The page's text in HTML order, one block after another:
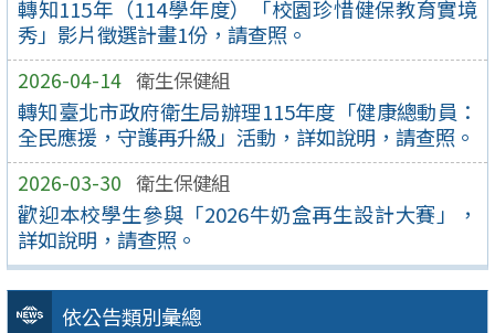
轉知115年（114學年度）「校園珍惜健保教育實境
秀」影片徵選計畫1份，請查照。
2026-04-14 衛生保健組
轉知臺北市政府衛生局辦理115年度「健康總動員：
全民應援，守護再升級」活動，詳如說明，請查照。
2026-03-30 衛生保健組
歡迎本校學生參與「2026牛奶盒再生設計大賽」，
詳如說明，請查照。
依公告類別彙總